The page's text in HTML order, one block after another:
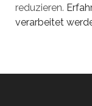
reduzieren.
verarbeitet